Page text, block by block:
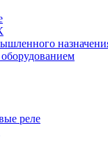
реле